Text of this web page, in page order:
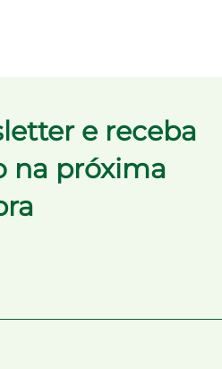
e receba
na próxima